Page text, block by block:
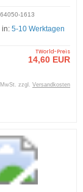
1613
in: 5-10 Werktagen
TWorld-Preis
14,60 EUR
zzgl. Versandkosten